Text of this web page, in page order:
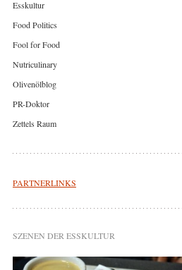
Esskultur
Food Politics
Fool for Food
Nutriculinary
Olivenölblog
PR-Doktor
Zettels Raum
PARTNERLINKS
SZENEN DER ESSKULTUR